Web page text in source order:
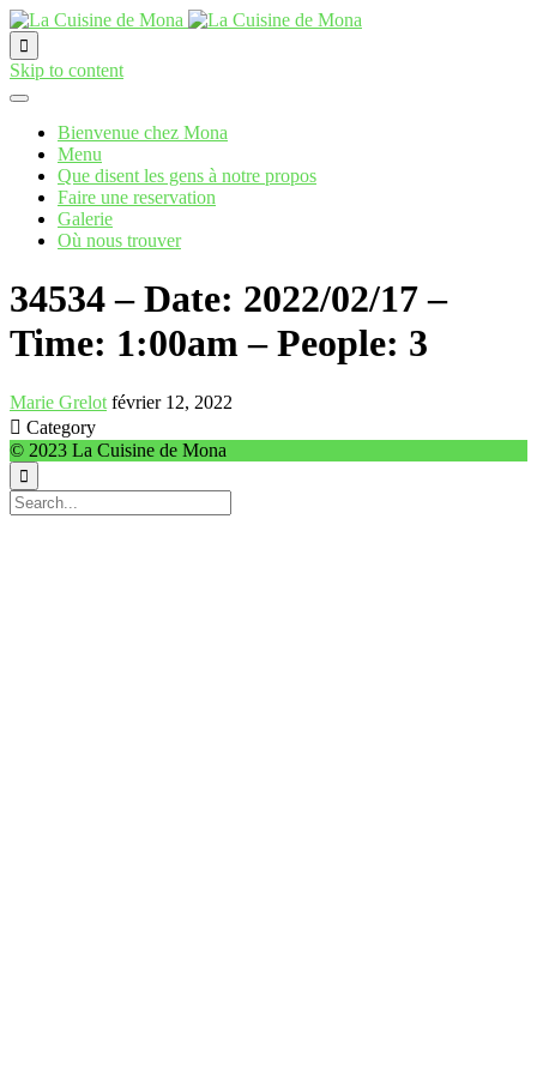

Skip to content
Bienvenue chez Mona
Menu
Que disent les gens à notre propos
Faire une reservation
Galerie
Où nous trouver
34534 – Date: 2022/02/17 –
Time: 1:00am – People: 3
Marie Grelot février 12, 2022
 Category
© 2023 La Cuisine de Mona
